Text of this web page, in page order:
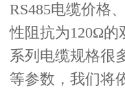
RS485电缆价格
性阻抗为120Ω的
系列电缆规格很
等参数，我们将